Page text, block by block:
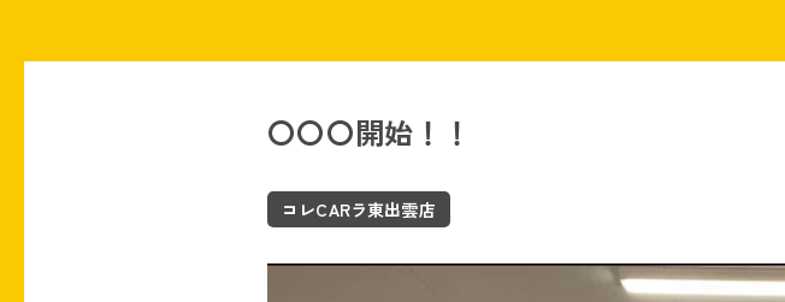
〇〇〇開始！！
コレCARラ東出雲店